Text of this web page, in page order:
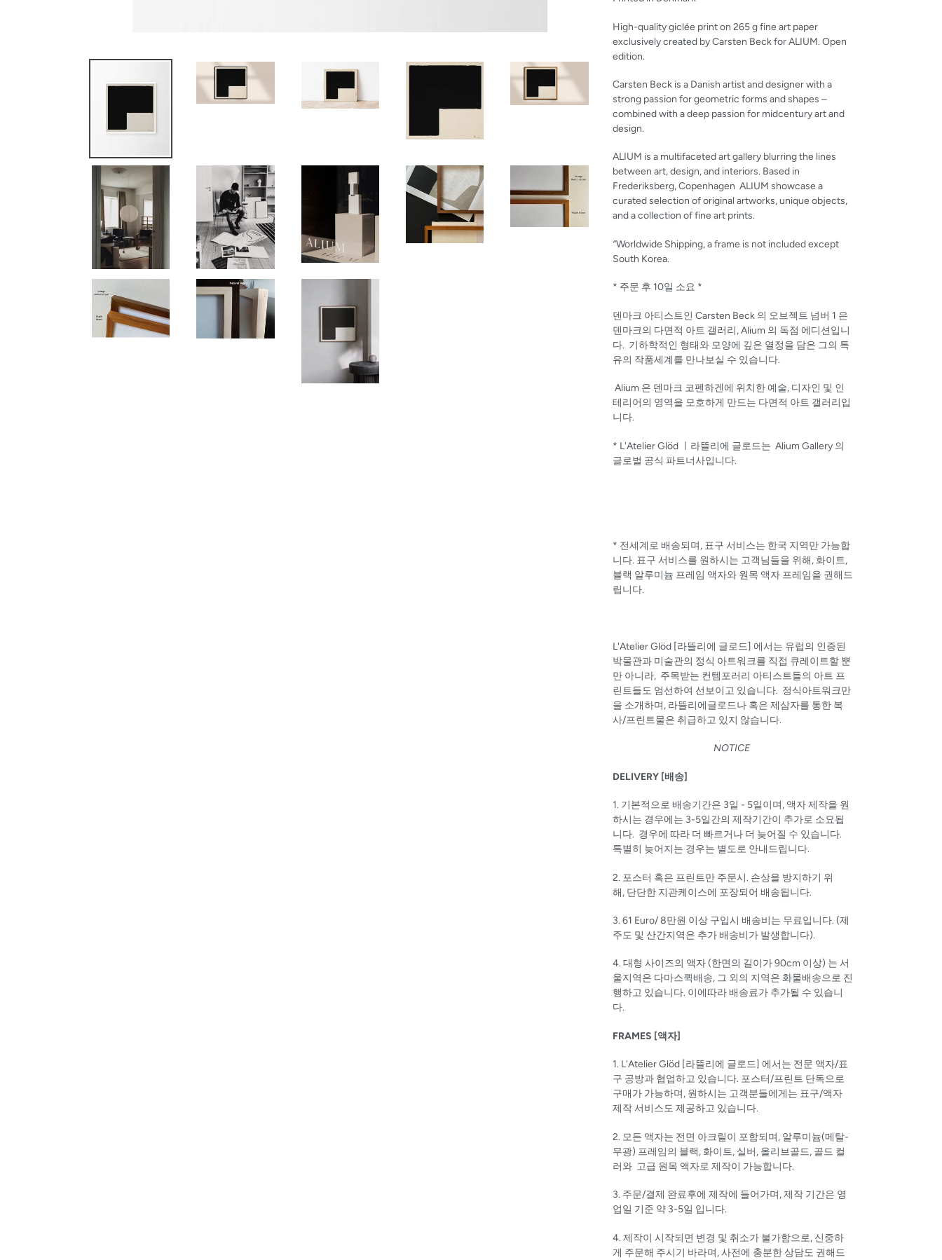
High-quality giclée print on 265 g fine art paper
exclusively created by Carsten Beck for ALIUM. Open
edition.
Carsten Beck is a Danish artist and designer with a
strong passion for geometric forms and shapes –
combined with a deep passion for midcentury art and
design.
ALIUM is a multifaceted art gallery blurring the lines
between art, design, and interiors. Based in
Frederiksberg, Copenhagen ALIUM showcase a
curated selection of original artworks, unique objects,
and a collection of fine art prints.
”Worldwide Shipping, a frame is not included except
South Korea.
* 주문 후 10일 소요 *
덴마크 아티스트인 Carsten Beck 의 오브젝트 넘버 1 은
덴마크의 다면적 아트 갤러리, Alium 의 독점 에디션입니
다. 기하학적인 형태와 모양에 깊은 열정을 담은 그의 특
유의 작품세계를 만나보실 수 있습니다.
Alium 은 덴마크 코펜하겐에 위치한 예술, 디자인 및 인
테리어의 영역을 모호하게 만드는 다면적 아트 갤러리입
니다.
* L'Atelier Glöd ㅣ라뜰리에 글로드는 Alium Gallery 의
글로벌 공식 파트너사입니다.
* 전세계로 배송되며, 표구 서비스는 한국 지역만 가능합
니다. 표구 서비스를 원하시는 고객님들을 위해, 화이트,
블랙 알루미늄 프레임 액자와 원목 액자 프레임을 권해드
립니다.
L'Atelier Glöd [라뜰리에 글로드] 에서는 유럽의 인증된
박물관과 미술관의 정식 아트워크를 직접 큐레이트할 뿐
만 아니라, 주목받는 컨템포러리 아티스트들의 아트 프
린트들도 엄선하여 선보이고 있습니다. 정식아트워크만
을 소개하며, 라뜰리에글로드나 혹은 제삼자를 통한 복
사/프린트물은 취급하고 있지 않습니다.
NOTICE
DELIVERY [배송]
1. 기본적으로 배송기간은 3일 - 5일이며, 액자 제작을 원
하시는 경우에는 3-5일간의 제작기간이 추가로 소요됩
니다. 경우에 따라 더 빠르거나 더 늦어질 수 있습니다.
특별히 늦어지는 경우는 별도로 안내드립니다.
2. 포스터 혹은 프린트만 주문시. 손상을 방지하기 위
해, 단단한 지관케이스에 포장되어 배송됩니다.
3. 61 Euro/ 8만원 이상 구입시 배송비는 무료입니다. (제
주도 및 산간지역은 추가배송비가 발생합니다).
4. 대형 사이즈의 액자 (한면의 길이가 90cm 이상) 는 서
울지역은 다마스퀵배송, 그 외의 지역은 화물배송으로 진
행하고 있습니다. 이에따라 배송료가 추가될 수 있습니
다.
FRAMES [액자]
1. L'Atelier Glöd [라뜰리에 글로드] 에서는 전문 액자/표
구 공방과 협업하고 있습니다. 포스터/프린트 단독으로
구매가 가능하며, 원하시는 고객분들에게는 표구/액자
제작 서비스도 제공하고 있습니다.
2. 모든 액자는 전면 아크릴이 포함되며, 알루미늄(메탈-
무광) 프레임의 블랙, 화이트, 실버, 올리브골드, 골드 컬
러와 고급 원목 액자로 제작이 가능합니다.
3. 주문/결제 완료후에 제작에 들어가며, 제작 기간은 영
업일 기준 약 3-5일 입니다.
4. 제작이 시작되면 변경 및 취소가 불가함으로, 신중하
게 주문해 주시기 바라며, 사전에 충분한 상담도 권해드